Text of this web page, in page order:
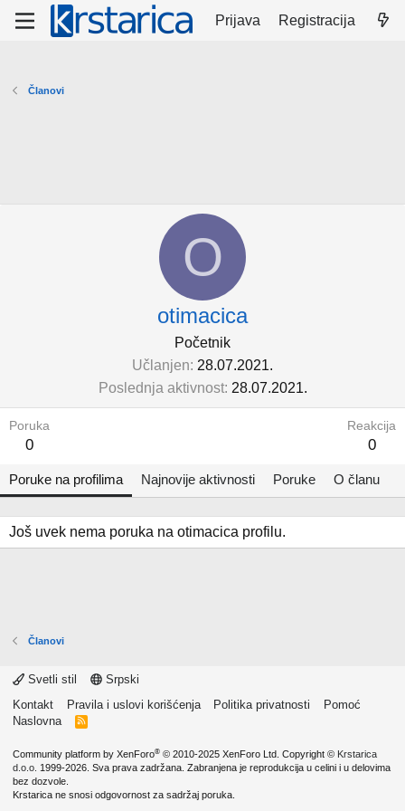
Prijava Registracija
Članovi
O
otimacica
Početnik
Učlanjen 28.07.2021.
Poslednja aktivnost 28.07.2021.
Poruka
0
Reakcija
0
Poruke na profilima Najnovije aktivnosti Poruke O članu
Još uvek nema poruka na otimacica profilu.
Članovi
Svetli stil
Srpski
Kontakt
Pravila i uslovi korišćenja Politika privatnosti
Pomoć
Naslovna
R
Community platform by XenForo® © 2010-2025 XenForo Ltd. Copyright © Krstarica
d.o.o. 1999-2026. Sva prava zadržana. Zabranjena je reprodukcija u celini i u delovima
bez dozvole.
Krstarica ne snosi odgovornost za sadržaj poruka.